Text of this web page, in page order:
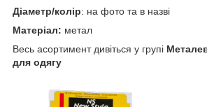
Діаметр/колір: на фото та в назві
Матеріал: метал
Весь асортимент дивіться у групі
для одягу